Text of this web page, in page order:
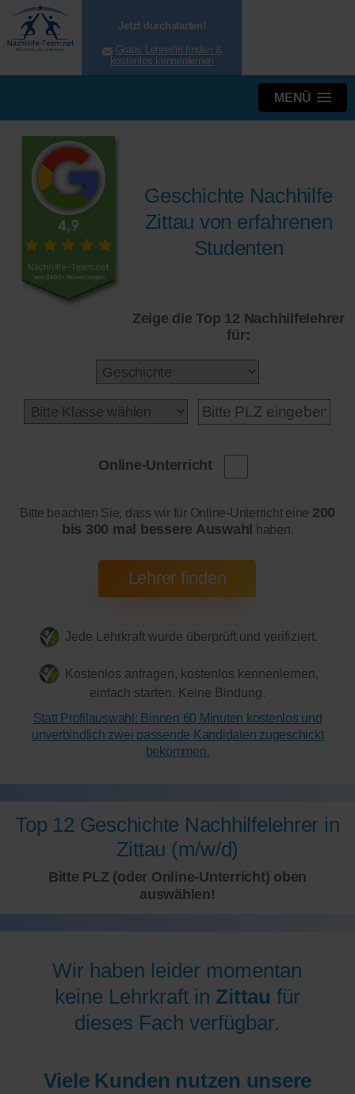
Jetzt durchstarten!
Gratis Lehrer/in finden &
kostenlos kennenlernen
MENÜ
Geschichte Nachhilfe
Zittau von erfahrenen
Studenten
Zeige die Top 12 Nachhilfelehrer
für:
Online-Unterricht
Bitte beachten Sie, dass wir für Online-Unterricht eine 200
bis 300 mal bessere Auswahl haben.
Jede Lehrkraft wurde überprüft und verifiziert.
Kostenlos anfragen, kostenlos kennenlernen,
einfach starten. Keine Bindung.
Statt Profilauswahl: Binnen 60 Minuten kostenlos und
unverbindlich zwei passende Kandidaten zugeschickt
bekommen.
Top 12 Geschichte Nachhilfelehrer in
Zittau (m/w/d)
Bitte PLZ (oder Online-Unterricht) oben
auswählen!
Wir haben leider momentan
keine Lehrkraft in Zittau für
dieses Fach verfügbar.
Viele Kunden nutzen unsere